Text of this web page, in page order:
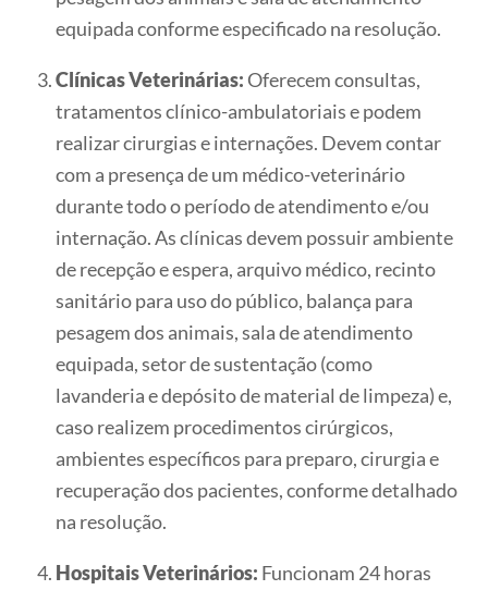
equipada conforme especificado na resolução.
Clínicas Veterinárias:Oferecem consultas,
tratamentos clínico-ambulatoriais e podem
realizar cirurgias e internações. Devem contar
com a presença de um médico-veterinário
durante todo o período de atendimento e/ou
internação. As clínicas devem possuir ambiente
de recepção e espera, arquivo médico, recinto
sanitário para uso do público, balança para
pesagem dos animais, sala de atendimento
equipada, setor de sustentação (como
lavanderia e depósito de material de limpeza) e,
caso realizem procedimentos cirúrgicos,
ambientes específicos para preparo, cirurgia e
recuperação dos pacientes, conforme detalhado
na resolução.
Hospitais Veterinários: Funcionam 24 horas